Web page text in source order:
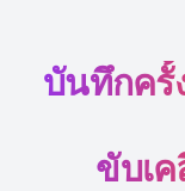
บันทึกครั้
ขับเ